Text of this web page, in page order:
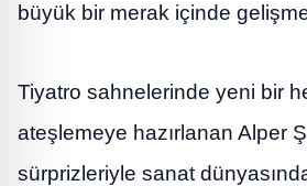
büyük bir merak içinde
Tiyatro sahnelerinde yeni bir
ateşlemeye hazırlanan Alper
sürprizleriyle sanat